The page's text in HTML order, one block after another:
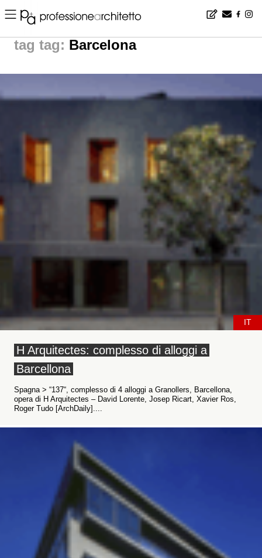
Home ▪ news ▪ tag: Barcelona | News from The World
tag: Barcelona
IT
H Arquitectes: complesso di alloggi a
Barcellona
Spagna > “137“, complesso di 4 alloggi a Granollers, Barcellona,
opera di H Arquitectes – David Lorente, Josep Ricart, Xavier Ros,
Roger Tudo [ArchDaily]....